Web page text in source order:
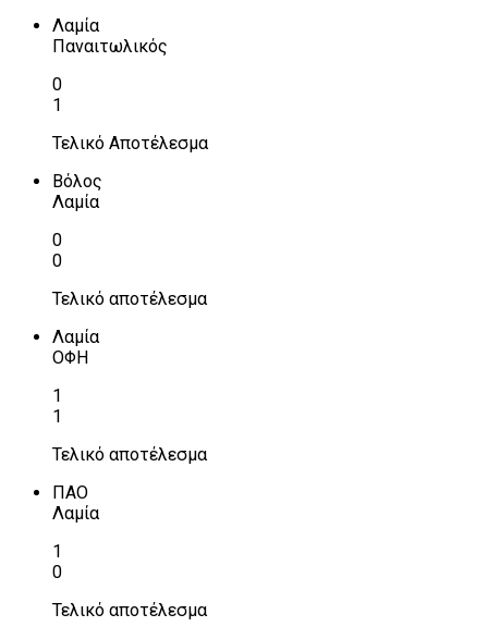
Λαμία
Παναιτωλικός
0
1
Τελικό Αποτέλεσμα
Βόλος
Λαμία
0
0
Τελικό αποτέλεσμα
Λαμία
ΟΦΗ
1
1
Τελικό αποτέλεσμα
ΠΑΟ
Λαμία
1
0
Τελικό αποτέλεσμα